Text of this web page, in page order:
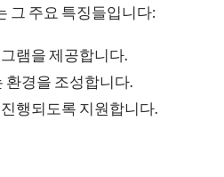
그 주요 특징들입니다:
램을 제공합니다.
환경을 조성합니다.
행되도록 지원합니다.